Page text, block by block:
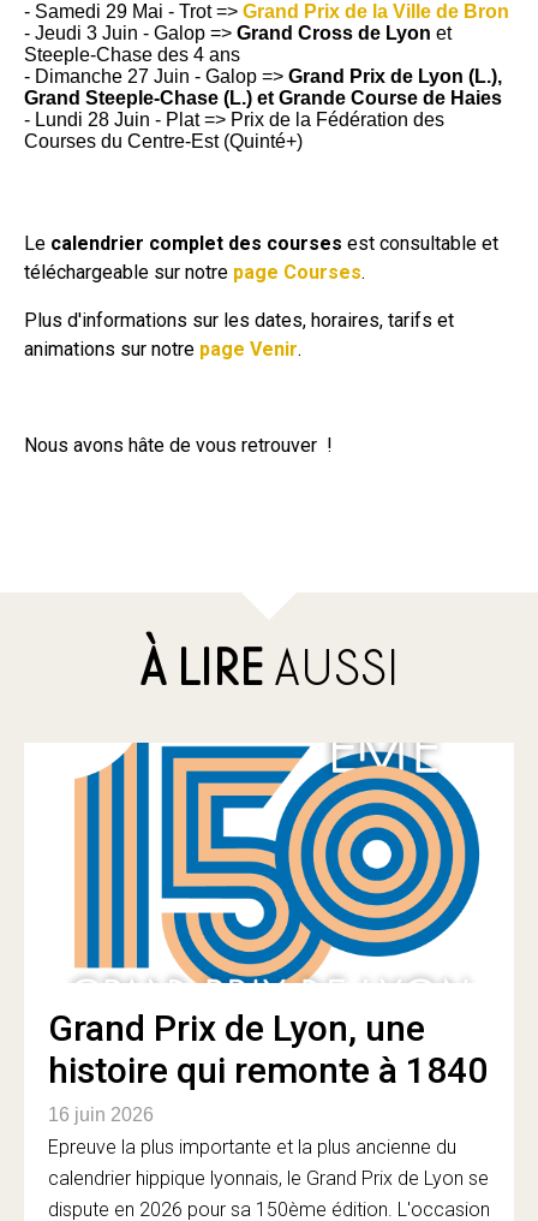
- Samedi 29 Mai - Trot => Grand Prix de la Ville de Bron
- Jeudi 3 Juin - Galop => Grand Cross de Lyon et
Steeple-Chase des 4 ans
- Dimanche 27 Juin - Galop => Grand Prix de Lyon (L.),
Grand Steeple-Chase (L.) et Grande Course de Haies
- Lundi 28 Juin - Plat => Prix de la Fédération des
Courses du Centre-Est (Quinté+)
Le calendrier complet des courses est consultable et
téléchargeable sur notre page Courses.
Plus d'informations sur les dates, horaires, tarifs et
animations sur notre page Venir.
Nous avons hâte de vous retrouver !
À LIREAUSSI
Grand Prix de Lyon, une
histoire qui remonte à 1840
16 juin 2026
Epreuve la plus importante et la plus ancienne du
calendrier hippique lyonnais, le Grand Prix de Lyon se
dispute en 2026 pour sa 150ème édition. L'occasion